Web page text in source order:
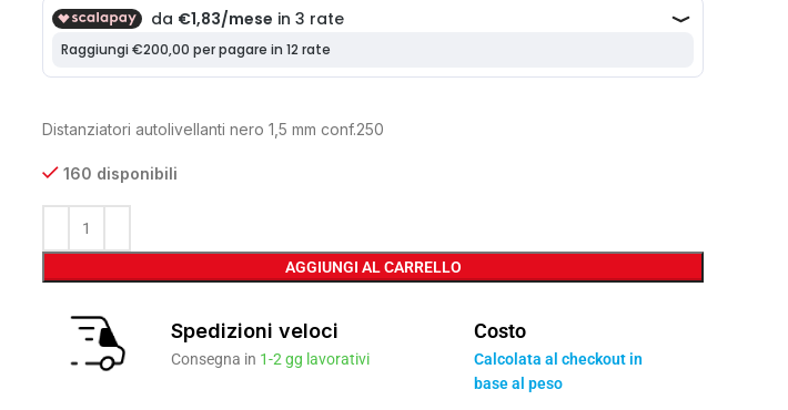
Distanziatori autolivellanti nero 1,5 mm conf.250
160 disponibili
AGGIUNGI AL CARRELLO
Spedizioni veloci
Consegna in 1-2 gg lavorativi
Costo
Calcolata al checkout in
base al peso